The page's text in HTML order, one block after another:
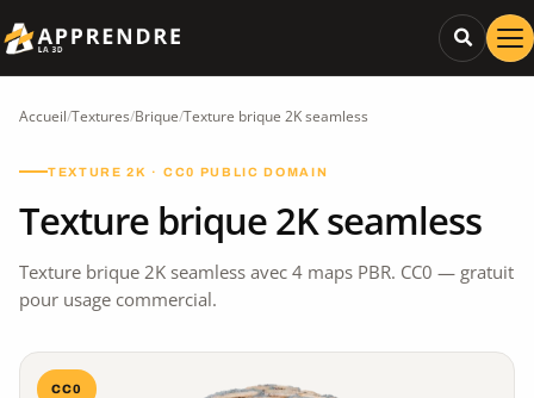
Accueil/Textures/Brique/Texture brique 2K seamless
TEXTURE 2K · CC0 PUBLIC DOMAIN
Texture brique 2K seamless
Texture brique 2K seamless avec 4 maps PBR. CC0 — gratuit
pour usage commercial.
CC0